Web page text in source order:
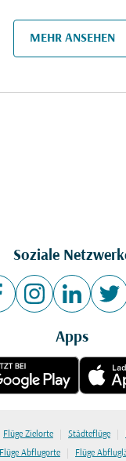
MEHR ANSEHEN
Soziale
Apps
Flüge Zielorte | Städteflüge |
Flüge Abflugorte | Flüge